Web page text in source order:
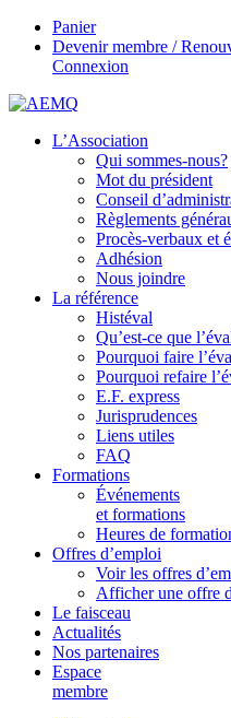
Panier
Devenir membre /
Connexion
L’Association
Qui sommes-nous?
Mot du président
Conseil
Règlements
Procès-verbaux et
Adhésion
Nous joindre
La référence
Histéval
Qu’est-ce que
Pourquoi faire
Pourquoi refaire
E.F. express
Jurisprudences
Liens utiles
FAQ
Formations
Événements
et formations
Heures de
Offres d’emploi
Voir les offres
Afficher une offre
Le faisceau
Actualités
Nos partenaires
Espace
membre